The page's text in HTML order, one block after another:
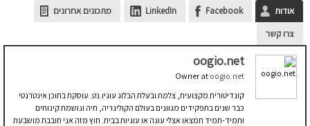
אודות Facebook
LinkedIn
מתכונים אחרונים
צרו קשר
oogio.net
Owner at oogio.net
קונדיטורית מקצועית, צלמת ובעלת הבלוג עוגיו.נט. עוסקת בתוכן אינטרנטי
כבר שנים בתפקידים מגוונים בעולם הקולינריה, חיה ונושמת קינוחים
ותמיד-תמיד תמצאו אצלי עוגה או עוגיות בבית. חוץ מזה אני חובבת מושבעת